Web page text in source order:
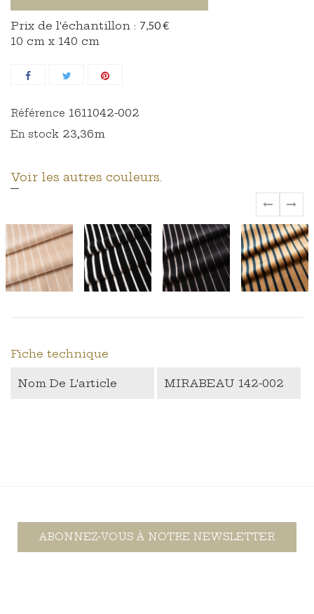
Prix ​​de l'échantillon : 7,50 €
10 cm x 140 cm
Référence 1611042-002
En stock 23,36m
Voir les autres couleurs.
‹ ›
Fiche technique
Nom De L'article MIRABEAU 142-002
ABONNEZ-VOUS À NOTRE NEWSLETTER